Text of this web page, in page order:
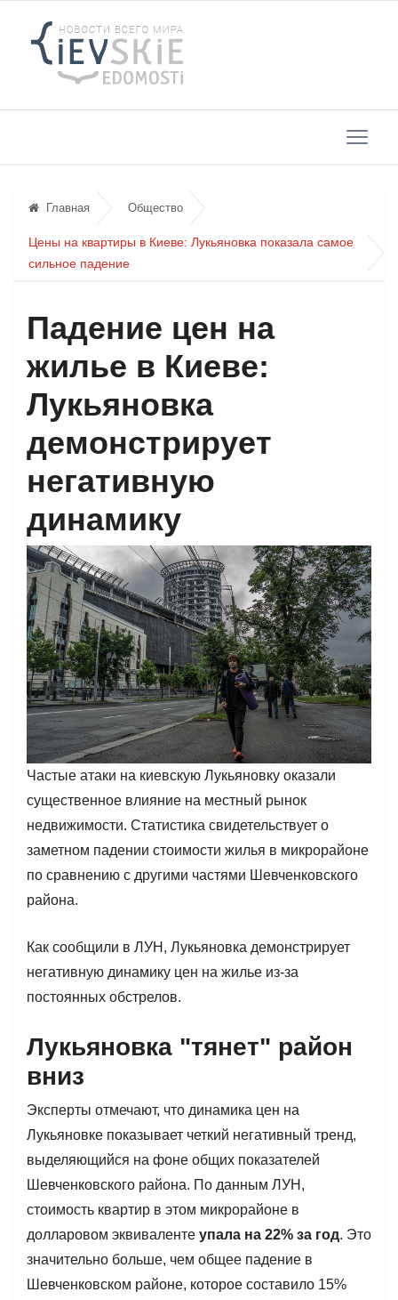
Главная Общество
Цены на квартиры в Киеве: Лукьяновка показала самое
сильное падение
Падение цен на
жилье в Киеве:
Лукьяновка
демонстрирует
негативную
динамику
Частые атаки на киевскую Лукьяновку оказали
существенное влияние на местный рынок
недвижимости. Статистика свидетельствует о
заметном падении стоимости жилья в микрорайоне
по сравнению с другими частями Шевченковского
района.
Как сообщили в ЛУН, Лукьяновка демонстрирует
негативную динамику цен на жилье из-за
постоянных обстрелов.
Лукьяновка "тянет" район
вниз
Эксперты отмечают, что динамика цен на
Лукьяновке показывает четкий негативный тренд,
выделяющийся на фоне общих показателей
Шевченковского района. По данным ЛУН,
стоимость квартир в этом микрорайоне в
долларовом эквиваленте упала на 22% за год. Это
значительно больше, чем общее падение в
Шевченковском районе, которое составило 15%